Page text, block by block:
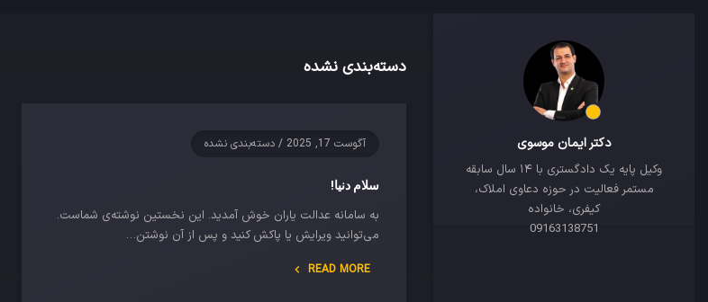
دکتر ایمان موسوی
وکیل پایه یک دادگستری با ۱۴ سال سابقه
مستمر فعالیت در حوزه دعاوی املاک،
کیفری، خانواده
09163138751
دسته‌بندی نشده
آگوست 17, 2025 / دسته‌بندی نشده
سلام دنیا!
به سامانه عدالت یاران خوش آمدید.‌ این نخستین نوشته‌‌ی شماست.
می‌توانید ویرایش یا پاکش کنید و پس از آن نوشتن…
READ MORE